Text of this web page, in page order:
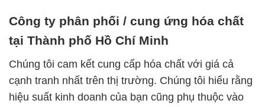
Công ty phân phối / cung ứng hóa chất
tại Thành phố Hồ Chí Minh
Chúng tôi cam kết cung cấp hóa chất với giá cả
cạnh tranh nhất trên thị trường. Chúng tôi hiểu rằng
hiệu suất kinh doanh của bạn cũng phụ thuộc vào